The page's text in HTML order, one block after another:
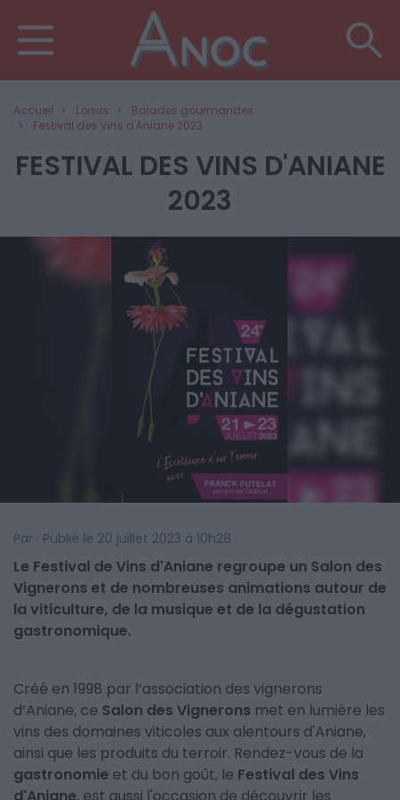
Accueil Loisirs
Balades gourmandes
Festival des Vins d'Aniane 2023
FESTIVAL DES VINS D'ANIANE
2023
Par · Publié le 20 juillet 2023 à 10h28
Le Festival de Vins d'Aniane regroupe un Salon des
Vignerons et de nombreuses animations autour de
la viticulture, de la musique et de la dégustation
gastronomique.
Créé en 1998 par l’association des vignerons
d’Aniane, ce Salon des Vignerons met en lumière les
vins des domaines viticoles aux alentours d'Aniane,
ainsi que les produits du terroir. Rendez-vous de la
gastronomie et du bon goût, le Festival des Vins